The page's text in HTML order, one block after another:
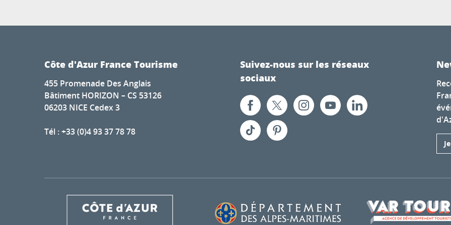
Côte d'Azur France Tourisme
455 Promenade Des Anglais
Bâtiment HORIZON – CS 53126
06203 NICE Cedex 3
Tél : +33 (0)4 93 37 78 78
Suivez-nous sur les réseaux
sociaux